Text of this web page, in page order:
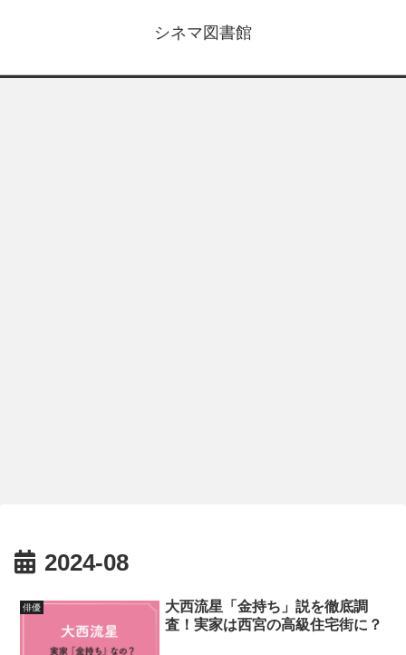
シネマ図書館
2024-08
俳優
大西流星「金持ち」説を徹底調
査！実家は西宮の高級住宅街に？